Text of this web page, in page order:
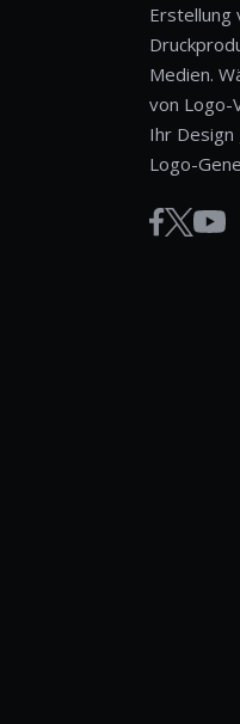
Erstellung
Medien.
von Logo-
Ihr Design
Logo-